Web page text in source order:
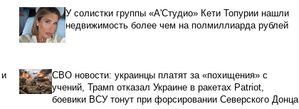
У солистки группы «А'Студио» Кети Топурии нашли
недвижимость более чем на полмиллиарда рублей
СВО новости: украинцы платят за «похищения» с
учений, Трамп отказал Украине в ракетах Patriot,
боевики ВСУ тонут при форсировании Северского Донца